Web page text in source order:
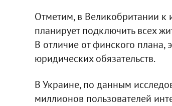
Отметим, в Великобритании к
планирует подключить всех
В отличие от финского плана,
юридических обязательств.
В Украине, по данным
миллионов пользователей